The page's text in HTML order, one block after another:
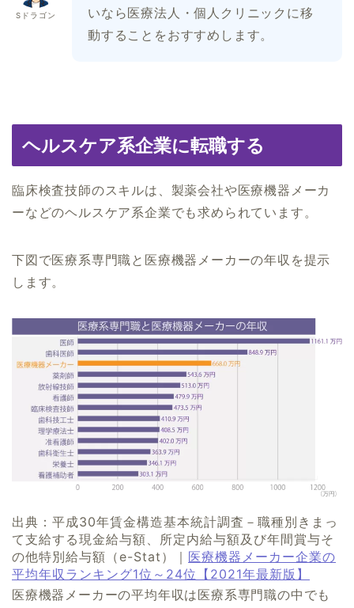
Sドラゴン
いなら医療法人・個人クリニックに移
動することをおすすめします。
ヘルスケア系企業に転職する
臨床検査技師のスキルは、製薬会社や医療機器メーカ
ーなどのヘルスケア系企業でも求められています。
下図で医療系専門職と医療機器メーカーの年収を提示
します。
出典：平成30年賃金構造基本統計調査－職種別きまっ
て支給する現金給与額、所定内給与額及び年間賞与そ
の他特別給与額（e-Stat）｜ 医療機器メーカー企業の
平均年収ランキング1位～24位【2021年最新版】
医療機器メーカーの平均年収は医療系専門職の中でも